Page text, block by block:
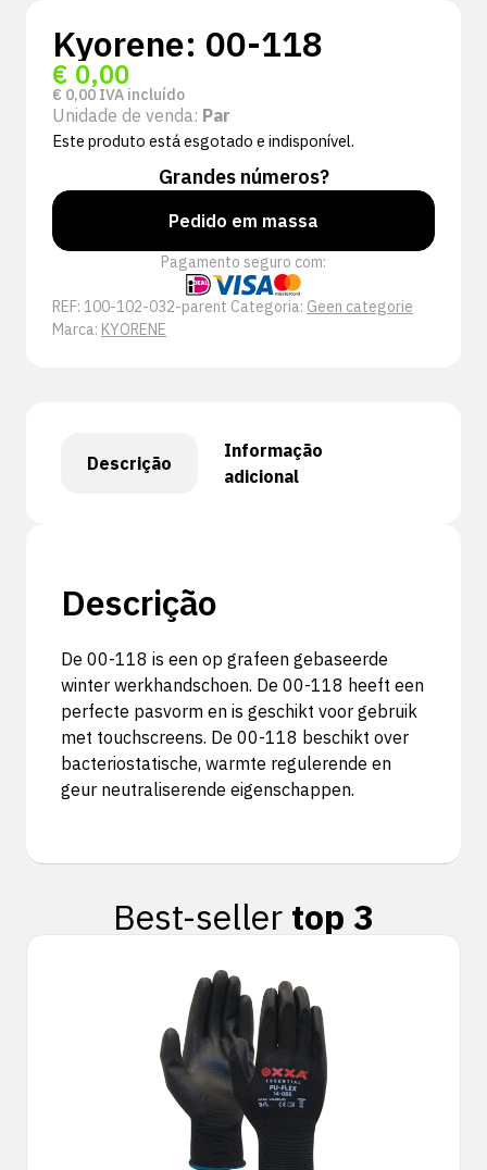
Kyorene: 00-118
€ 0,00
€ 0,00 IVA incluído
Unidade de venda: Par
Este produto está esgotado e indisponível.
Grandes números?
Pedido em massa
Pagamento seguro com:
REF: 100-102-032-parent Categoria: Geen categorie
Marca: KYORENE
Descrição
Informação
adicional
Descrição
De 00-118 is een op grafeen gebaseerde
winter werkhandschoen. De 00-118 heeft een
perfecte pasvorm en is geschikt voor gebruik
met touchscreens. De 00-118 beschikt over
bacteriostatische, warmte regulerende en
geur neutraliserende eigenschappen.
Best-seller top 3